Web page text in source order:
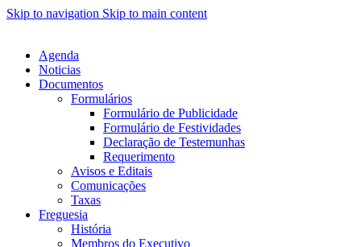
Skip to navigation Skip to main content
Agenda
Noticias
Documentos
Formulários
Formulário de Publicidade
Formulário de Festividades
Declaração de Testemunhas
Requerimento
Avisos e Editais
Comunicações
Taxas
Freguesia
História
Membros do Executivo